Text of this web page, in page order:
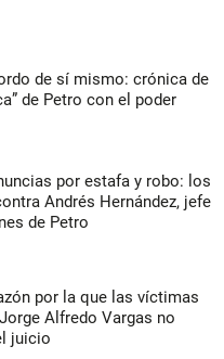
de sí mismo: crónica de
de Petro con el poder
por estafa y robo: los
Andrés Hernández, jefe
de Petro
por la que las víctimas
Alfredo Vargas no
juicio